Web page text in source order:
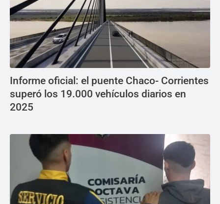
Informe oficial: el puente Chaco- Corrientes
superó los 19.000 vehículos diarios en
2025